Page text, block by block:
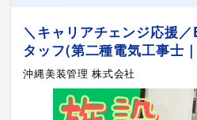
＼キャリアチェンジ応援
タッフ(第二種電気工事士
沖縄美装管理 株式会社